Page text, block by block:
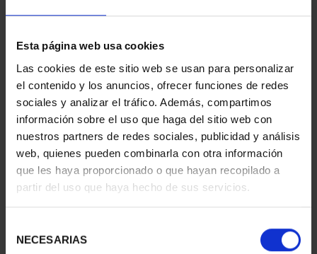
Esta página web usa cookies
Las cookies de este sitio web se usan para personalizar
el contenido y los anuncios, ofrecer funciones de redes
sociales y analizar el tráfico. Además, compartimos
información sobre el uso que haga del sitio web con
nuestros partners de redes sociales, publicidad y análisis
web, quienes pueden combinarla con otra información
que les haya proporcionado o que hayan recopilado a
partir del uso que haya hecho de sus servicios.
NECESARIAS
MEDALLA COBRE
PREMIOS TFP 2012 JUAN
NAVA...
143,00 €
MEDALLA COBRE
PREMIOS TFP 2010
ALFREDO A...
143,00 €